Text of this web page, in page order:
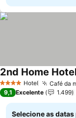
4 EstrelasHotel Café da
2nd Home
9,1 Excelente 1.499
Selecione as